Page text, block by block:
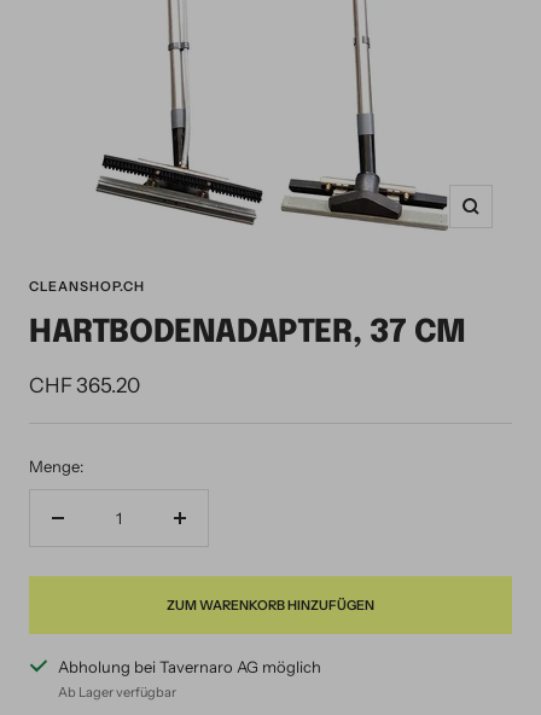
Zoom
CLEANSHOP.CH
HARTBODENADAPTER, 37 CM
Angebotspreis
CHF 365.20
Menge:
Menge
ZUM WARENKORB HINZUFÜGEN
Abholung bei Tavernaro AG möglich
Ab Lager verfügbar